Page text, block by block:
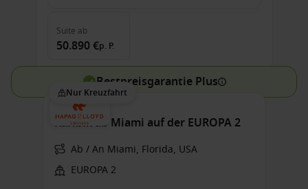
Suite ab
50.890 €p. P.
Bestpreisgarantie Plus
Nur Kreuzfahrt
Karibik ab Miami auf der EUROPA 2
Ab / An Miami, Florida, USA
EUROPA 2